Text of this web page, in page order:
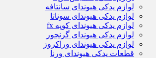
لوازم یدکی هیوندای سانتافه
لوازم یدکی هیوندای سوناتا
لوازم یدکی هیوندای کوپه fx
لوازم یدکی هیوندای گرنجور
لوازم یدکی هیوندای وراکروز
قطعات یدکی هیوندای ورنا